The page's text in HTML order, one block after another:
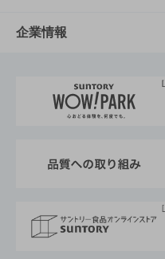
栄養成分一覧
工場見学
地域情報
サントリーホール
サントリーサンバーズ
サステナビリティTOP
サントリーが考える
企業情報
企業概要
採用情報